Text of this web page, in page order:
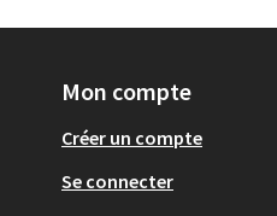
Mon compte
Créer un compte
Se connecter